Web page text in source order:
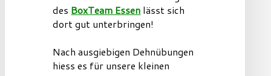
des BoxTeam Essen lässt sich
dort gut unterbringen!
Nach ausgiebigen Dehnübungen
hiess es für unsere kleinen